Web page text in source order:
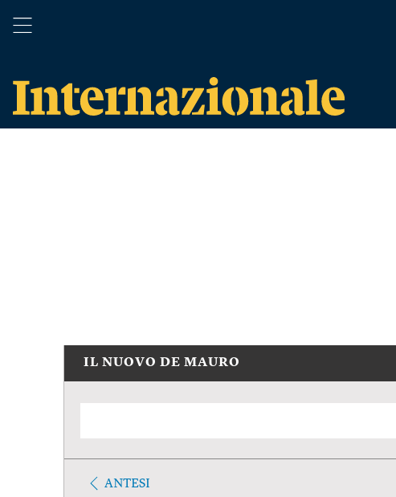
IL NUOVO DE MAURO
ANTESI